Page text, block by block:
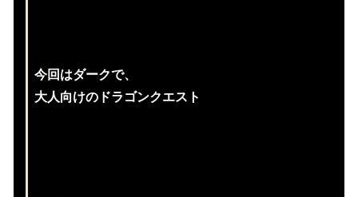
今回はダークで、
大人向けのドラゴンクエスト